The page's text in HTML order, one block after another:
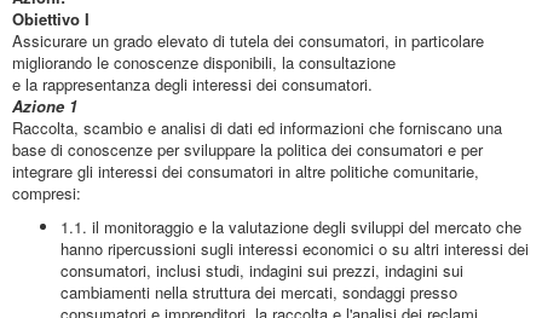
Obiettivo I
Assicurare un grado elevato di tutela dei consumatori, in particolare
migliorando le conoscenze disponibili, la consultazione
e la rappresentanza degli interessi dei consumatori.
Azione 1
Raccolta, scambio e analisi di dati ed informazioni che forniscano una
base di conoscenze per sviluppare la politica dei consumatori e per
integrare gli interessi dei consumatori in altre politiche comunitarie,
compresi:
1.1. il monitoraggio e la valutazione degli sviluppi del mercato che
hanno ripercussioni sugli interessi economici o su altri interessi dei
consumatori, inclusi studi, indagini sui prezzi, indagini sui
cambiamenti nella struttura dei mercati, sondaggi presso